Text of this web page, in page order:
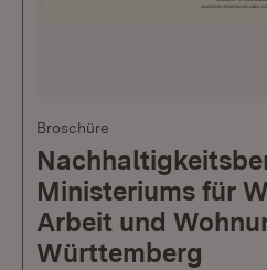
Broschüre
Ministeriums für
Arbeit und
Württemberg